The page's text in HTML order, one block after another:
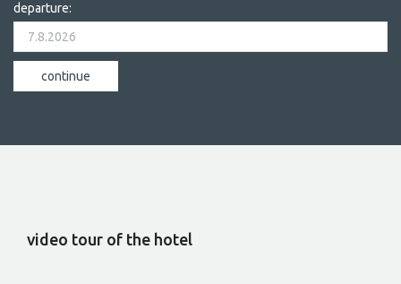
departure:
video tour of the hotel